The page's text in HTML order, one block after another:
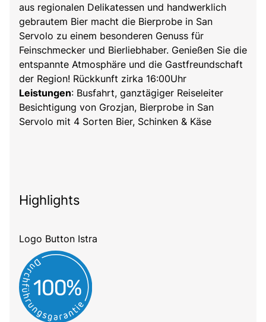
aus regionalen Delikatessen und handwerklich
gebrautem Bier macht die Bierprobe in San
Servolo zu einem besonderen Genuss für
Feinschmecker und Bierliebhaber. Genießen Sie die
entspannte Atmosphäre und die Gastfreundschaft
der Region! Rückkunft zirka 16:00Uhr
Leistungen: Busfahrt, ganztägiger Reiseleiter
Besichtigung von Grozjan, Bierprobe in San
Servolo mit 4 Sorten Bier, Schinken & Käse
Highlights
Logo Button Istra